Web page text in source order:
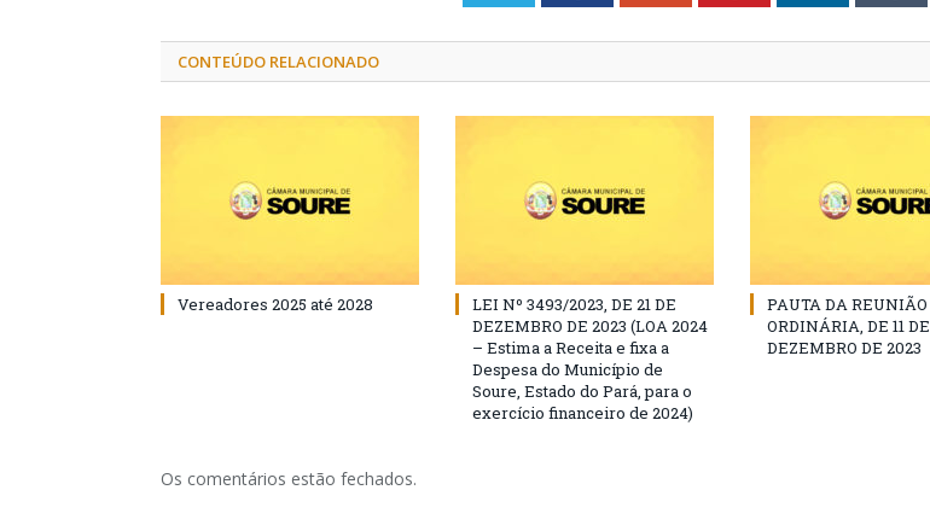
CONTEÚDO RELACIONADO
Vereadores 2025 até 2028
LEI Nº 3493/2023, DE 21 DE
DEZEMBRO DE 2023 (LOA 2024
– Estima a Receita e fixa a
Despesa do Município de
Soure, Estado do Pará, para o
exercício financeiro de 2024)
PAUTA DA REUNIÃO
ORDINÁRIA, DE 11 DE
DEZEMBRO DE 2023
Os comentários estão fechados.